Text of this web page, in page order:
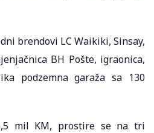
brendovi LC Waikiki, Sinsay,
BH Pošte, igraonica,
podzemna garaža sa 130
mil KM, prostire se na tri